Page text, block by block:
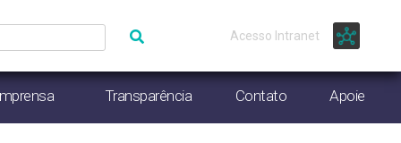
Transparência Contato Apoie
Acesso Intranet